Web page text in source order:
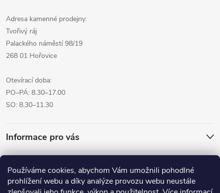
Používáme cookies, abychom Vám umožnili pohodlné
prohlížení webu a díky analýze provozu webu neustále
Adresa kamenné prodejny:
Tvořivý ráj
Palackého náměstí 98/19
268 01 Hořovice
Otevírací doba:
PO–PÁ: 8.30–17.00
SO: 8.30–11.30
Informace pro vás
Přijímáme online platby